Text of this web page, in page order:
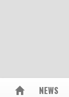
NEWS